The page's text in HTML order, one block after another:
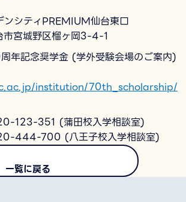
シティPREMIUM仙台東口
宮城野区榴ヶ岡3-4-1
年記念奨学金 (学外受験会場のご案内)
institution/70th_scholarship/
123-351 (蒲田校入学相談室)
(八王子校入学相談室)
一覧に戻る